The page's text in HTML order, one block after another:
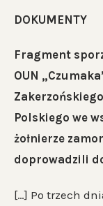
DOKUMENTY
Fragment
OUN
Polskiego we
żołnierze
doprowadzili
[…] Po trzech